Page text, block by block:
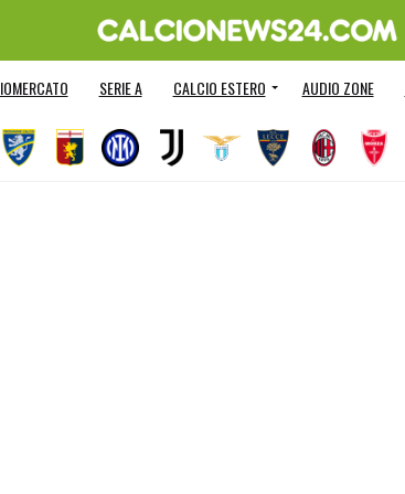
SERIE A CALCIO ESTERO AUDIO ZONE